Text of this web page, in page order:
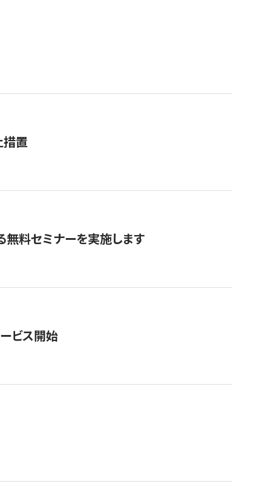
措置
無料セミナーを実施します
ビス開始